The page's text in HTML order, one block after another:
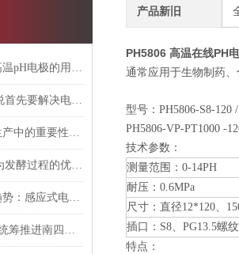
看完本篇你就知道高温pH电极的用途是什么了
对于高温pH测量来说首先要解决电极抗侵蚀的问题
工业电导率在化工生产中的重要性及其测量方法
发酵过程中pH电极为发酵过程的优化和控制提供了可靠的工具
2025水质监测技术趋势：感应式电导率传感器如何让行业变革？
统一标准 协同共治 统筹推进南四湖流域高水平保护和高质量发展
产品新旧
PH5806 高温在线PH
通常应用于生物制药
型号：PH5806-S8-120
PH5806-VP-PT1000 -
技术参数：
测量范围：0-14PH
耐压：0.6MPa
尺寸：直径12*120、
插口：S8、PG13.5螺纹
特点：